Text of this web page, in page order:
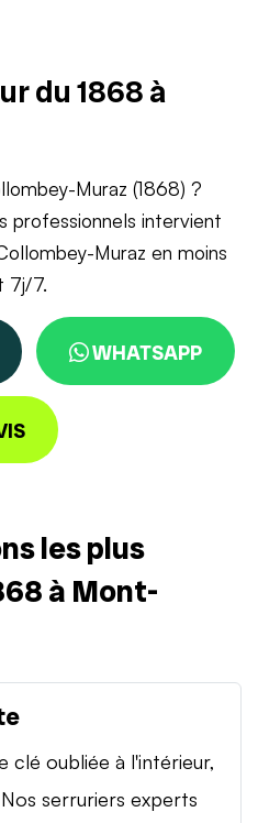
du 1868 à
Muraz (1868) ?
professionnels intervient
Muraz en moins
7j/7.
WHATSAPP
les plus
à Mont-
clé oubliée à l'intérieur,
serruriers experts